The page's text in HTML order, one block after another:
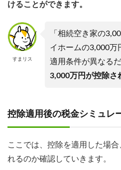
けることができます。
すまリス
「相続空き家の
イホームの3,000万
適用条件が異なるだ
3,000万円が控除さ
控除適用後の税金シミュレ
ここでは、控除を適用した場
れるのか確認していきます。